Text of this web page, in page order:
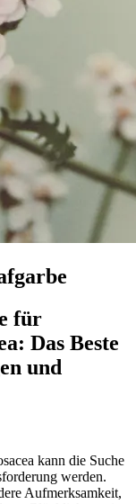
für
Das Beste
und
kann die Suche
werden.
Aufmerksamkeit,